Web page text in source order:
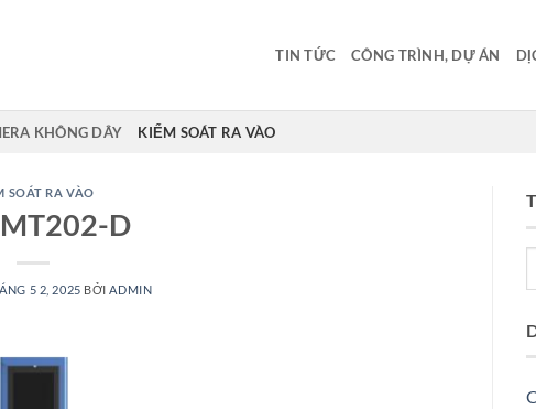
TIN TỨC CÔNG TRÌNH, DỰ ÁN
KHÔNG DÂY KIỂM SOÁT RA VÀO
SOÁT RA VÀO
D
5 2, 2025 BỞI ADMIN